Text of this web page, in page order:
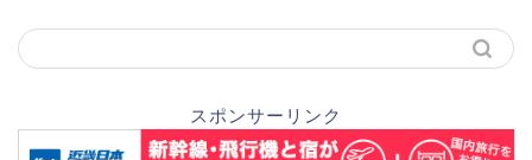
スポンサーリンク